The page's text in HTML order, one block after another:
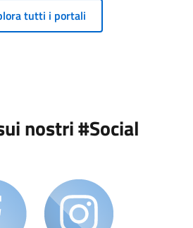
tutti i portali
nostri #Social